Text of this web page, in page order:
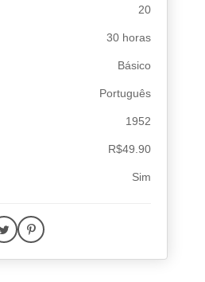
20
30 horas
Básico
Português
1952
R$49.90
Sim